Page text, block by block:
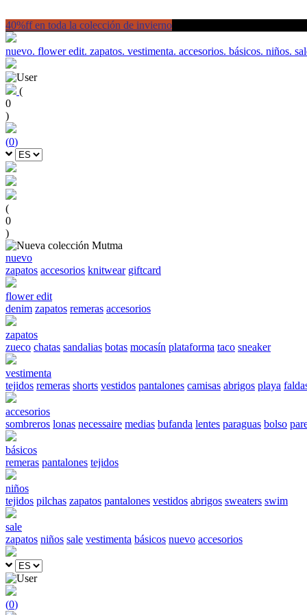
40%ff en toda la colección de invierno
nuevo. flower edit. zapatos. vestimenta. accesorios. básicos. niños.
(
0
)
(0)
(
0
)
nuevo
zapatos accesorios knitwear giftcard
flower edit
denim zapatos remeras accesorios
zapatos
zueco chatas sandalias botas mocasín plataforma taco sneaker
vestimenta
tejidos remeras shorts vestidos pantalones camisas abrigos playa
accesorios
sombreros lonas necessaire medias bufanda lentes paraguas bolso
básicos
remeras pantalones tejidos
niños
tejidos pilchas zapatos pantalones vestidos abrigos sweaters swim
sale
zapatos niños sale vestimenta básicos nuevo accesorios
(0)